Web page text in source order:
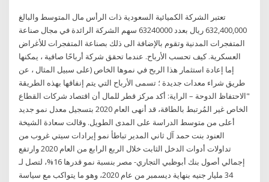
تعتبر الشركة الكميائية السعودية ذات الرأس مال المتوسط والبالغ
632,400,000 ريال بعدد 63240000 سهم الشركة الرائدة في مجال صناعة
المتفجرات المدنية وتقوم بالإضافة الى ذلك بصناعة المتفجرات للأغراض
العسكرية. كيف تحسب الأرباح. عندما تحقق شركة أرباحًا صافية ، يمكنها
إما إعادة استثمار هذا الربح في نموها الخاص (على سبيل المثال ، عن
طريق شراء معدات جديدة ؛ تسمى الأرباح التي يتم إنفاقها بهذه الطريقة
"الاحتفاظ الدوحة – الراية: أكد مركز قطر للمال أن اقتصاد شركات القطاع
الخاص غير المُرتبط بالطاقة، قد أنهى العام 2020 بتسجيل معدل نمو جديد
أعلى من متوسط الدراسة على المدى الطويل. وقالت سعادة الشيخة
العنود بنت حمد آل ثاني المدير تباطأ نمو إيرادات سيتي غروب من
تداولات أدوات الدخل الثابت خلال الربع الرابع من العام 2020 وارتفع
إجمالي أصول بنك أبوظبي التجاري- مصر بنسبة نمو قدرها 16%، لتصل لـ
34 مليار جنيه بنهاية ديسمبر من عام 2020، وهو ما يتواكب مع سياسة